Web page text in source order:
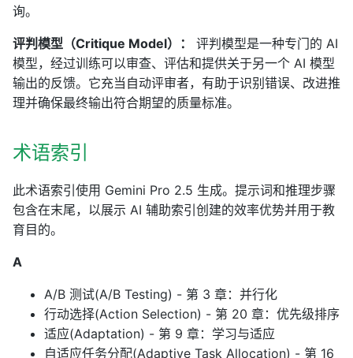
询。
评判模型（Critique Model）：
评判模型是一种专门的 AI
模型，经过训练可以审查、评估和提供关于另一个 AI 模型
输出的反馈。它充当自动评审者，有助于识别错误、改进推
理并确保最终输出符合期望的质量标准。
术语索引
此术语索引使用 Gemini Pro 2.5 生成。提示词和推理步骤
包含在末尾，以展示 AI 辅助索引创建的效率优势并用于教
育目的。
A
A/B 测试(A/B Testing) - 第 3 章：并行化
行动选择(Action Selection) - 第 20 章：优先级排序
适应(Adaptation) - 第 9 章：学习与适应
自适应任务分配(Adaptive Task Allocation) - 第 16